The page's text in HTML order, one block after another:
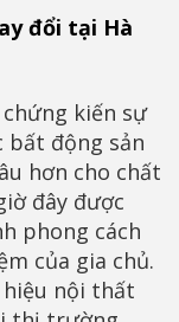
đổi tại Hà
kiến sự
bất động sản
hơn cho chất
đây được
phong cách
của gia chủ.
nội thất